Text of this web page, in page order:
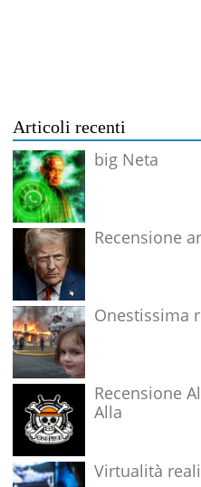
Articoli recenti
big Neta
Recensione
Onestissima
Recensione
Alla
Virtualità reali